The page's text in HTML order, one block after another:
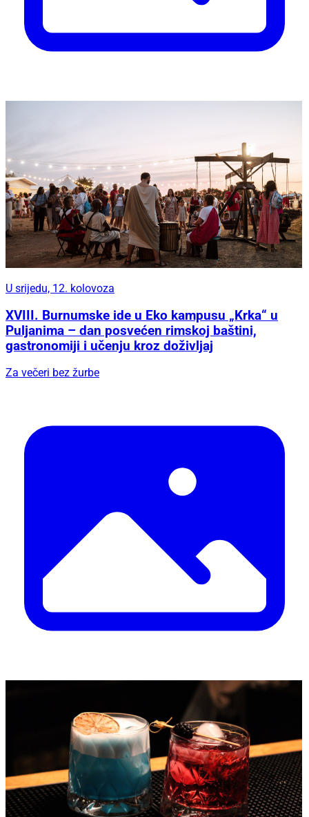
U srijedu, 12. kolovoza
XVIII. Burnumske ide u Eko kampusu „Krka“ u
Puljanima – dan posvećen rimskoj baštini,
gastronomiji i učenju kroz doživljaj
Za večeri bez žurbe